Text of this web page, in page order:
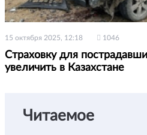
15 октября 2025, 12:18 1046
Страховку для
увеличить в Казахстане
Читаемое